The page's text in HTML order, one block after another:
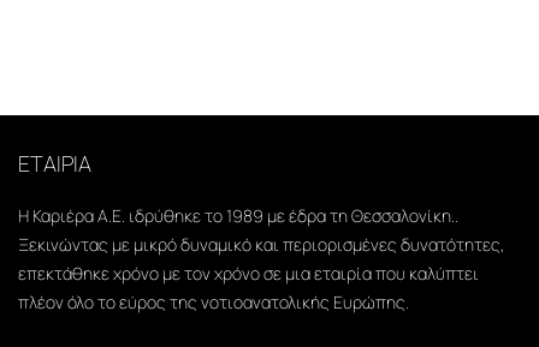
ΕΤΑΙΡΙΑ
Η Καριέρα Α.Ε. ιδρύθηκε το 1989 με έδρα τη Θεσσαλονίκη..
Ξεκινώντας με μικρό δυναμικό και περιορισμένες δυνατότητες,
επεκτάθηκε χρόνο με τον χρόνο σε μια εταιρία που καλύπτει
πλέον όλο το εύρος της νοτιοανατολικής Ευρώπης.